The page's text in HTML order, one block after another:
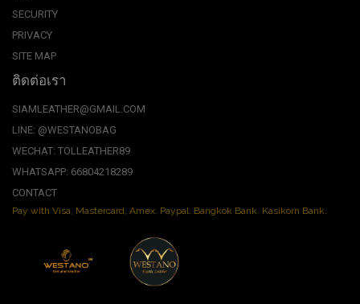
SECURITY
PRIVACY
SITE MAP
ติดต่อเรา
SIAMLEATHER@GMAIL.COM
LINE: @WESTANOBAG
WECHAT: TOLLEATHER89
WHATSAPP: 66804218289
CONTACT
Pay with Visa, Mastercard, Amex. Paypal. Bangkok Bank. Kasikorn Bank.